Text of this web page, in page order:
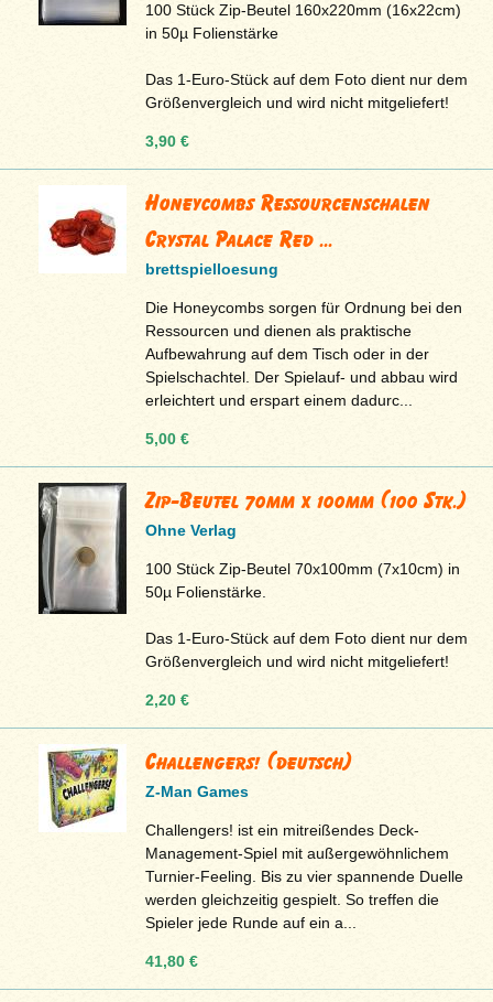
100 Stück Zip-Beutel 160x220mm (16x22cm)
in 50µ Folienstärke
Das 1-Euro-Stück auf dem Foto dient nur dem
Größenvergleich und wird nicht mitgeliefert!
3,90 €
Honeycombs Ressourcenschalen
Crystal Palace Red ...
brettspielloesung
Die Honeycombs sorgen für Ordnung bei den
Ressourcen und dienen als praktische
Aufbewahrung auf dem Tisch oder in der
Spielschachtel. Der Spielauf- und abbau wird
erleichtert und erspart einem dadurc...
5,00 €
Zip-Beutel 70mm x 100mm (100 Stk.)
Ohne Verlag
100 Stück Zip-Beutel 70x100mm (7x10cm) in
50µ Folienstärke.
Das 1-Euro-Stück auf dem Foto dient nur dem
Größenvergleich und wird nicht mitgeliefert!
2,20 €
Challengers! (deutsch)
Z-Man Games
Challengers! ist ein mitreißendes Deck-
Management-Spiel mit außergewöhnlichem
Turnier-Feeling. Bis zu vier spannende Duelle
werden gleichzeitig gespielt. So treffen die
Spieler jede Runde auf ein a...
41,80 €